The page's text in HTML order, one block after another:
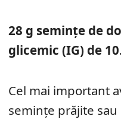
28 g semințe de
glicemic (IG) de
Cel mai important
semințe prăjite